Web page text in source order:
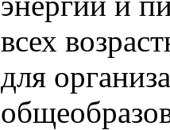
всех
для